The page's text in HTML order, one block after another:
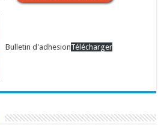
Bulletin d'adhesionTélécharger